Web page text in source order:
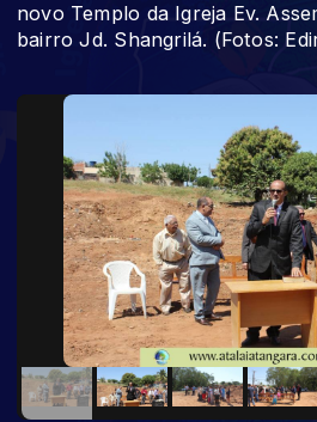
novo Templo da Igreja Ev.
bairro Jd. Shangrilá. (Fotos: